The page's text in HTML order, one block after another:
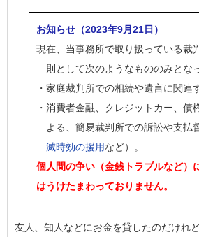
お知らせ（2023年9月21日）
現在、当事務所で取り扱っている裁
則として次のようなもののみとな
・家庭裁判所での相続や遺言に関連
・消費者金融、クレジットカー、債
よる、簡易裁判所での訴訟や支払
滅時効の援用など）。
個人間の争い（金銭トラブルなど）
はうけたまわっておりません。
友人、知人などにお金を貸したのだけれ